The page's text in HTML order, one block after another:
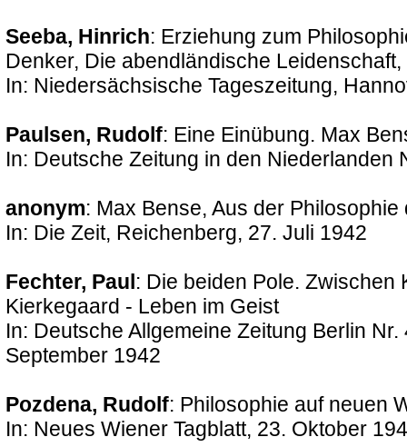
Seeba, Hinrich: Erziehung zum
Denker, Die abendländische
In: Niedersächsische Tageszeitung,
Paulsen, Rudolf: Eine Einübung. Max
In: Deutsche Zeitung in den Niederlanden
anonym: Max Bense, Aus der
In: Die Zeit, Reichenberg, 27. Juli 1942
Fechter, Paul: Die beiden Pole. Zwischen
Kierkegaard - Leben im Geist
In: Deutsche Allgemeine Zeitung Berlin
September 1942
Pozdena, Rudolf: Philosophie auf neuen
In: Neues Wiener Tagblatt, 23. Oktober